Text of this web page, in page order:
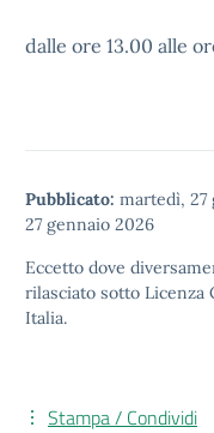
dalle ore 13.00 alle
Pubblicato: martedì, 27
27 gennaio 2026
Eccetto dove
rilasciato sotto Licenza
Italia.
Stampa / Condividi